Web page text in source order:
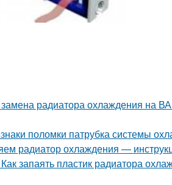
радиатора охлаждения на
поломки патрубка системы
радиатор охлаждения —
запаять пластик радиатора